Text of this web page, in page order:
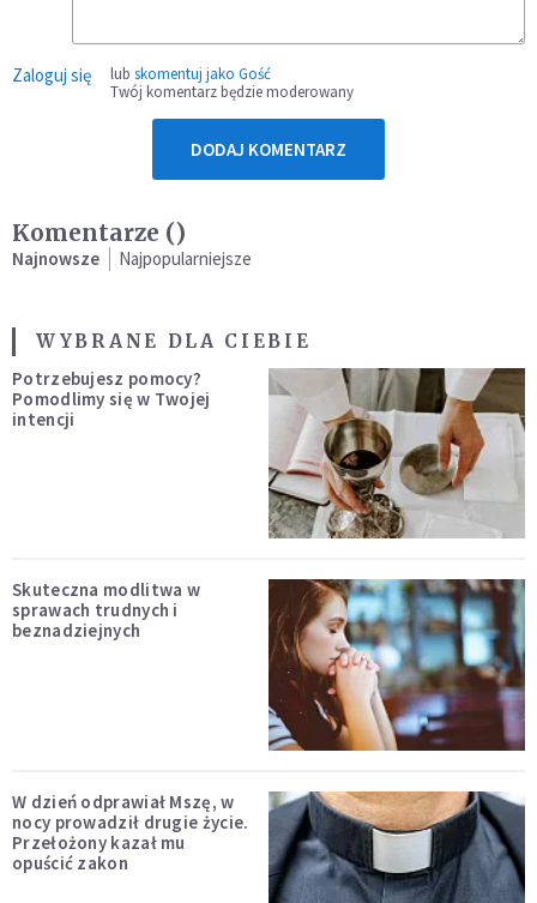
Zaloguj się lub skomentuj jako Gość
Twój komentarz będzie moderowany
DODAJ KOMENTARZ
Komentarze ()
Najnowsze Najpopularniejsze
WYBRANE DLA CIEBIE
Potrzebujesz pomocy?
Pomodlimy się w Twojej
intencji
Skuteczna modlitwa w
sprawach trudnych i
beznadziejnych
W dzień odprawiał Mszę, w
nocy prowadził drugie życie.
Przełożony kazał mu
opuścić zakon